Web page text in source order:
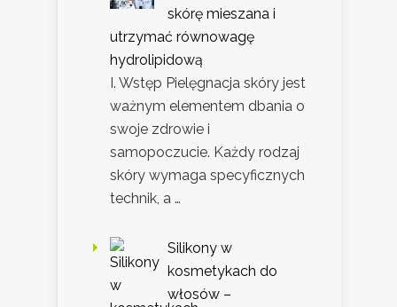
skórę mieszana i
utrzymać równowagę
hydrolipidową
I. Wstęp Pielęgnacja skóry jest
ważnym elementem dbania o
swoje zdrowie i
samopoczucie. Każdy rodzaj
skóry wymaga specyficznych
technik, a …
Silikony w
kosmetykach do
włosów –